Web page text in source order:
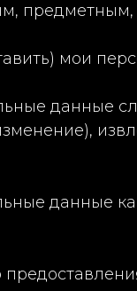
мои
данные
данные